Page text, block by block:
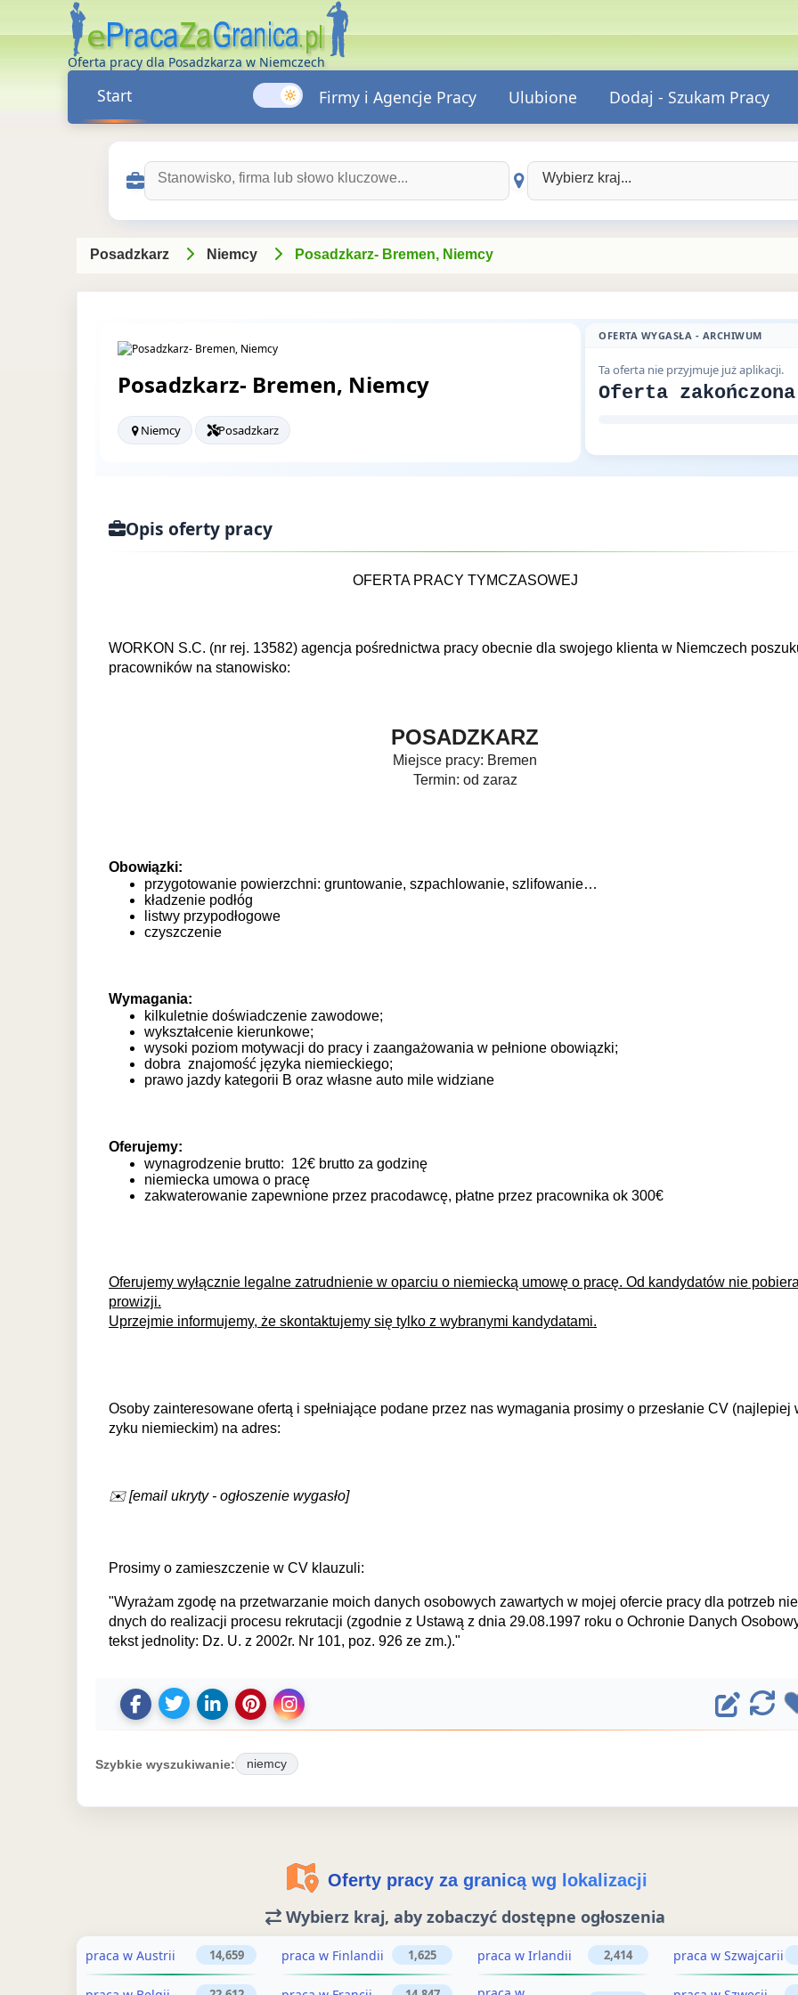
Oferta pracy dla Posadzkarza w Niemczech
Start Firmy i Agencje Pracy Ulubione Dodaj - Szukam Pracy
Szukaj ofert pracy: Wybierz kraj:
Posadzkarz Niemcy Posadzkarz- Bremen, Niemcy
Posadzkarz- Bremen, Niemcy
Niemcy Posadzkarz
OFERTA WYGASŁA - ARCHIWUM
Ta oferta nie przyjmuje już aplikacji.
Oferta zakończona
Opis oferty pracy
OFERTA PRACY TYMCZASOWEJ
WORKON S.C. (nr rej. 13582) agencja pośrednictwa pracy obecnie dla swojego klienta w Niemczech
pracowników na stanowisko:
POSADZKARZ
Miejsce pracy: Bremen
Termin: od zaraz
Obowiązki:
przygotowanie powierzchni: gruntowanie, szpachlowanie, szlifowanie…
kładzenie podłóg
listwy przypodłogowe
czyszczenie
Wymagania:
kilkuletnie doświadczenie zawodowe;
wykształcenie kierunkowe;
wysoki poziom motywacji do pracy i zaangażowania w pełnione obowiązki;
dobra znajomość języka niemieckiego;
prawo jazdy kategorii B oraz własne auto mile widziane
Oferujemy:
wynagrodzenie brutto: 12€ brutto za godzinę
niemiecka umowa o pracę
zakwaterowanie zapewnione przez pracodawcę, płatne przez pracownika ok 300€
Oferujemy wyłącznie legalne zatrudnienie w oparciu o niemiecką umowę o pracę. Od kandydatów nie
prowizji.
Uprzejmie informujemy, że skontaktujemy się tylko z wybranymi kandydatami.
Osoby zainteresowane ofertą i spełniające podane przez nas wymagania prosimy o przesłanie CV (najlepiej
zyku niemieckim) na adres:
✉️ [email ukryty - ogłoszenie wygasło]
Prosimy o zamieszczenie w CV klauzuli:
"Wyrażam zgodę na przetwarzanie moich danych osobowych zawartych w mojej ofercie pracy dla potrzeb
dnych do realizacji procesu rekrutacji (zgodnie z Ustawą z dnia 29.08.1997 roku o Ochronie Danych
tekst jednolity: Dz. U. z 2002r. Nr 101, poz. 926 ze zm.)."
U
d
o
t
j
o
f
U
d
o
t
j
o
g
D
o
d
j
s
z
e
Z
a
p
s
r
t
ę
U
d
o
t
p
n
i
j
o
g
E
d
t
g
ł
O
d
i
g
ł
o
Szybkie wyszukiwanie: niemcy
Oferty pracy za granicą wg lokalizacji
Wybierz kraj, aby zobaczyć dostępne ogłoszenia
praca w Austrii 14,659 praca w Finlandii 1,625 praca w Irlandii 2,414 praca w Szwajcarii